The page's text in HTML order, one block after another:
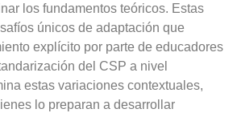
los fundamentos teóricos. Estas
únicos de adaptación que
explícito por parte de educadores
del CSP a nivel
estas variaciones contextuales,
lo preparan a desarrollar